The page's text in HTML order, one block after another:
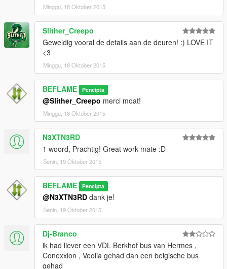
Minggu, 18 Oktober 2015
Slither_Creepo
Geweldig vooral de details aan de deuren! :) LOVE IT
<3
Minggu, 18 Oktober 2015
BEFLAME Pencipta
@Slither_Creepo merci moat!
Minggu, 18 Oktober 2015
N3XTN3RD
1 woord, Prachtig! Great work mate :D
Senin, 19 Oktober 2015
BEFLAME Pencipta
@N3XTN3RD dank je!
Senin, 19 Oktober 2015
Dj-Branco
ik had liever een VDL Berkhof bus van Hermes ,
Conexxion , Veolia gehad dan een belgische bus
gehad